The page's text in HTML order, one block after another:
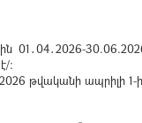
01․04․2026-
:
թվականի ապրիլի